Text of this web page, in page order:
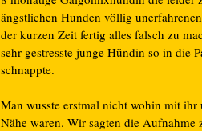
ängstlichen Hunden völlig
der kurzen Zeit fertig alles falsch zu
sehr gestresste junge Hündin so in die
schnappte.
Man wusste erstmal nicht wohin mit
Nähe waren. Wir sagten die